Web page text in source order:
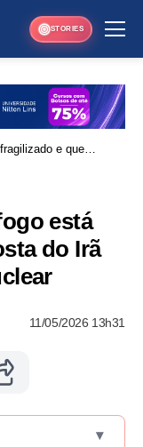
STORIES
e que
está
do Irã
11/05/2026 13h31
▾